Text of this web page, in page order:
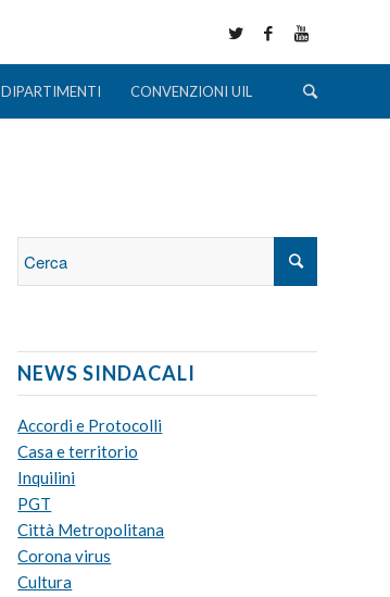
DIPARTIMENTI CONVENZIONI UIL
NEWS SINDACALI
Accordi e Protocolli
Casa e territorio
Inquilini
PGT
Città Metropolitana
Corona virus
Cultura